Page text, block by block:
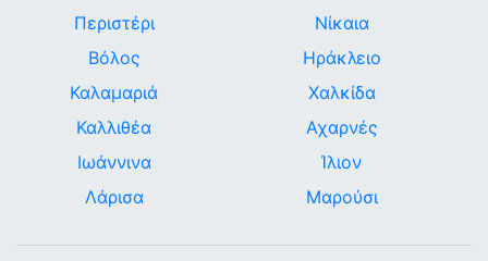
Περιστέρι
Βόλος
Καλαμαριά
Καλλιθέα
Ιωάννινα
Λάρισα
Νίκαια
Ηράκλειο
Χαλκίδα
Αχαρνές
Ίλιον
Μαρούσι